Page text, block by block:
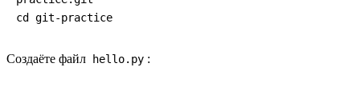
cd git-practice
Создаёте файл hello.py :